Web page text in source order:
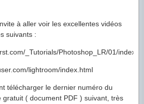
à aller voir les excellentes vidéos
suivants :
_Tutorials/Photoshop_LR/01/
lightroom/index.html
télécharger le dernier numéro du
gratuit ( document PDF ) suivant, très